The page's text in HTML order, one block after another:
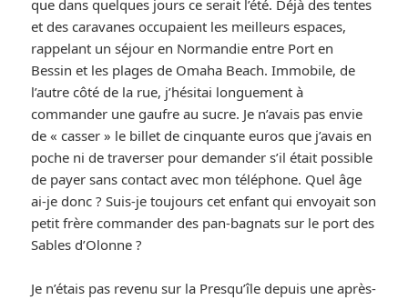
que dans quelques jours ce serait l’été. Déjà des tentes
et des caravanes occupaient les meilleurs espaces,
rappelant un séjour en Normandie entre Port en
Bessin et les plages de Omaha Beach. Immobile, de
l’autre côté de la rue, j’hésitai longuement à
commander une gaufre au sucre. Je n’avais pas envie
de « casser » le billet de cinquante euros que j’avais en
poche ni de traverser pour demander s’il était possible
de payer sans contact avec mon téléphone. Quel âge
ai-je donc ? Suis-je toujours cet enfant qui envoyait son
petit frère commander des pan-bagnats sur le port des
Sables d’Olonne ?
Je n’étais pas revenu sur la Presqu’île depuis une après-